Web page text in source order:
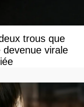
trous que
virale